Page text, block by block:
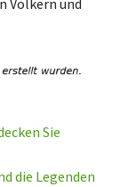
Sie
die Legenden